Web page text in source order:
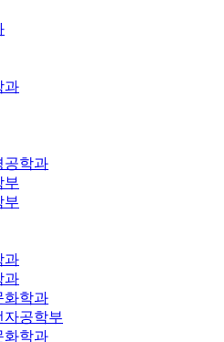
과
공학과
부
부
과
과
화학과
자공학부
화학과